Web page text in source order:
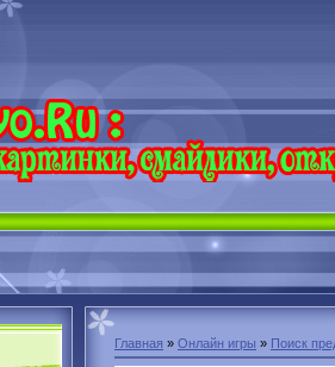
Главная » Онлайн игры » Поиск